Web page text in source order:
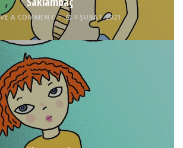
A COMMENT 4 ŞUBAT 2021